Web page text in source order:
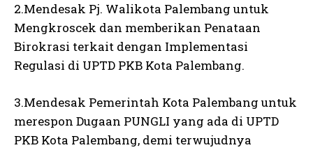
2.Mendesak Pj. Walikota Palembang untuk
Mengkroscek dan memberikan Penataan
Birokrasi terkait dengan Implementasi
Regulasi di UPTD PKB Kota Palembang.
3.Mendesak Pemerintah Kota Palembang untuk
merespon Dugaan PUNGLI yang ada di UPTD
PKB Kota Palembang, demi terwujudnya